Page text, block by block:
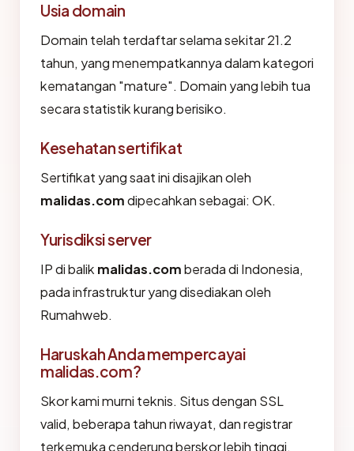
Usia domain
Domain telah terdaftar selama sekitar 21.2
tahun, yang menempatkannya dalam kategori
kematangan "mature". Domain yang lebih tua
secara statistik kurang berisiko.
Kesehatan sertifikat
Sertifikat yang saat ini disajikan oleh
malidas.comdipecahkan sebagai: OK.
Yurisdiksi server
IP di balik malidas.comberada di Indonesia,
pada infrastruktur yang disediakan oleh
Rumahweb.
Haruskah Anda mempercayai
malidas.com?
Skor kami murni teknis. Situs dengan SSL
valid, beberapa tahun riwayat, dan registrar
terkemuka cenderung berskor lebih tinggi.